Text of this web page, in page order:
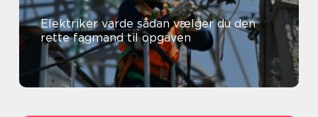
Elektriker varde sådan vælger du den
rette fagmand til opgaven